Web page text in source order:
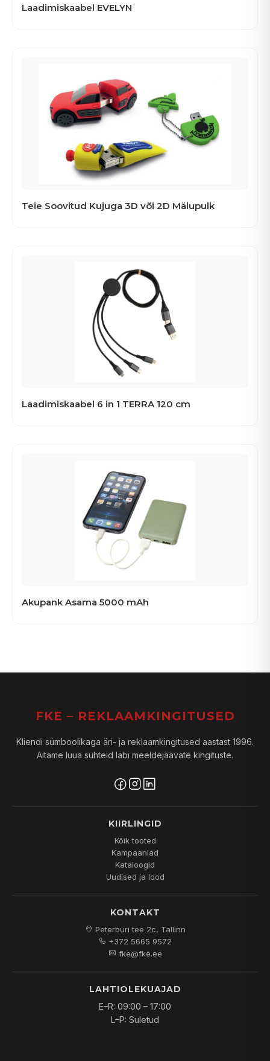
Laadimiskaabel EVELYN
Teie Soovitud Kujuga 3D või 2D Mälupulk
Laadimiskaabel 6 in 1 TERRA 120 cm
Akupank Asama 5000 mAh
FKE – REKLAAMKINGITUSED
Kliendi sümboolikaga äri- ja reklaamkingitused aastast 1996.
Aitame luua suhteid läbi meeldejäävate kingituste.
KIIRLINGID
Kõik tooted
Kampaaniad
Kataloogid
Uudised ja lood
KONTAKT
Peterburi tee 2c, Tallinn
+372 5665 9572
fke@fke.ee
LAHTIOLEKUAJAD
E–R: 09:00 – 17:00
L–P: Suletud